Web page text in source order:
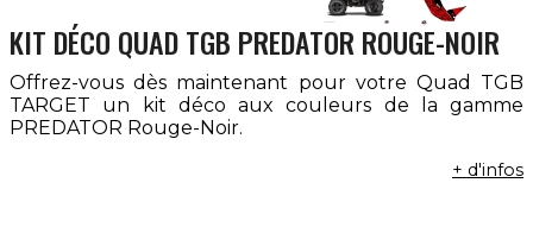
KIT DÉCO QUAD TGB PREDATOR ROUGE-NOIR
Offrez-vous dès maintenant pour votre Quad TGB
TARGET un kit déco aux couleurs de la gamme
PREDATOR Rouge-Noir.
+ d'infos